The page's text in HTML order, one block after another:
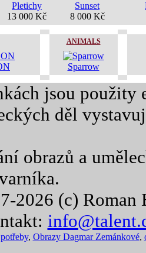
Pletichy
13 000 Kč
Sunset
8 000 Kč
ANIMALS
Sparrow
jsou
děl
obrazů a
2026 (c) Roman
, Obrazy Dagmar Zemánkové,